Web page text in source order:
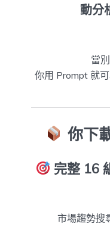
動分
當
你用 Prompt 就
你下
完整 16
市場趨勢搜